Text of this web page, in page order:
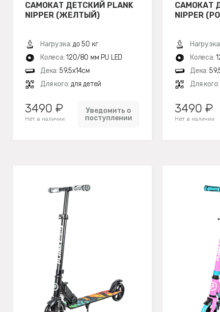
САМОКАТ ДЕТСКИЙ PLANK
NIPPER (ЖЕЛТЫЙ)
Нагрузка: до 50 кг
Колеса: 120/80 мм PU LED
Дека: 59,5х14см
Для кого: для детей
3490 ₽
Нет в наличии
Уведомить о
поступлении
САМОКАТ
NIPPER
Колеса:
Дека:
Для кого:
3490 ₽
Нет в наличии